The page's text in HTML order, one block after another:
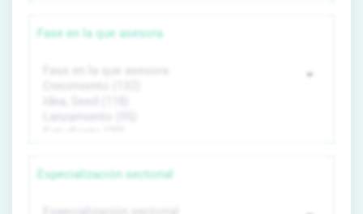
Fase en la que asesora
Especialización sectorial